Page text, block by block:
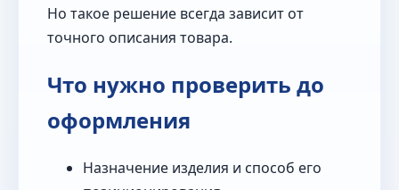
Но такое решение всегда зависит от
точного описания товара.
Что нужно проверить до
оформления
Назначение изделия и способ его